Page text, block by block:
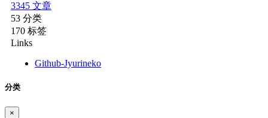
3345 文章
53 分类
170 标签
Links
Github-Jyurineko
分类
×